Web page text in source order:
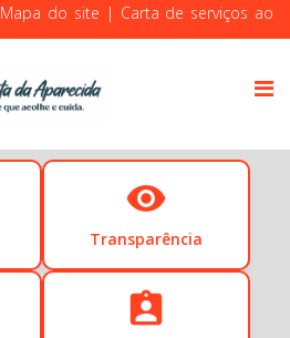
Mapa do site | Carta de serviços ao
visibility
Transparência
assignment_ind